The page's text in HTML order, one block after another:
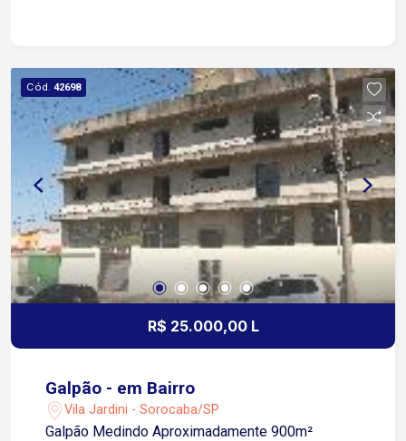
diversas regiões da cidade. Em
aproximadamente 5 minutos é possível chegar
ao Centro de Sorocaba. A localização oferece
ampla infraestrutura, com supermercados,
farmácias, escolas, academias, restaurantes,
bancos e diversas opções de comércio e
serviços no entorno. Entre em contato e agende
sua visita !
Cód. 42698
R$ 25.000,00 L
Galpão - em Bairro
Vila Jardini - Sorocaba/SP
Galpão Medindo Aproximadamente 900m²